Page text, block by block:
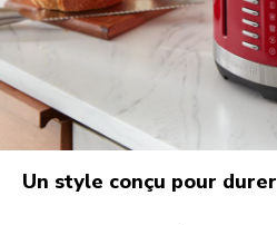
Un style conçu pour durer